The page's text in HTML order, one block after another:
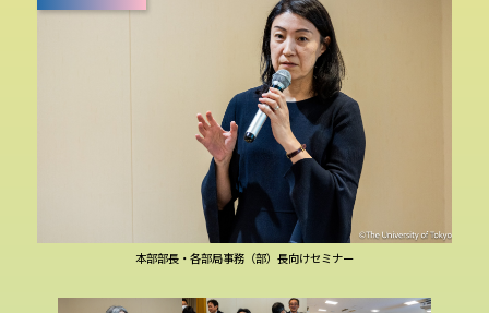
本部部長・各部局事務（部）長向けセミナー